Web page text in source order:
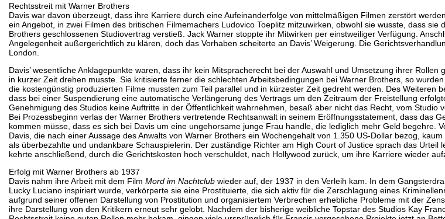
Rechtsstreit mit Warner Brothers
Davis war davon überzeugt, dass ihre Karriere durch eine Aufeinanderfolge von mittelmäßigen Filmen zerstört
ein Angebot, in zwei Filmen des britischen Filmemachers Ludovico Toeplitz mitzuwirken, obwohl sie wusste, dass sie
Brothers geschlossenen Studiovertrag verstieß. Jack Warner stoppte ihr Mitwirken per einstweiliger Verfügung.
Angelegenheit außergerichtlich zu klären, doch das Vorhaben scheiterte an Davis’ Weigerung. Die
London.
Davis’ wesentliche Anklagepunkte waren, dass ihr kein Mitspracherecht bei der Auswahl und Umsetzung ihrer Rollen
in kurzer Zeit drehen musste. Sie kritisierte ferner die schlechten Arbeitsbedingungen bei Warner Brothers, so
die kostengünstig produzierten Filme mussten zum Teil parallel und in kürzester Zeit gedreht werden. Des Weiteren
dass bei einer Suspendierung eine automatische Verlängerung des Vertrags um den Zeitraum der Freistellung
Genehmigung des Studios keine Auftritte in der Öffentlichkeit wahrnehmen, besaß aber nicht das Recht, vom Studio
Bei Prozessbeginn verlas der Warner Brothers vertretende Rechtsanwalt in seinem Eröffnungsstatement, dass das
kommen müsse, dass es sich bei Davis um eine ungehorsame junge Frau handle, die lediglich mehr Geld begehre.
Davis, die nach einer Aussage des Anwalts von Warner Brothers ein Wochengehalt von 1.350 US-Dollar bezog,
als überbezahlte und undankbare Schauspielerin. Der zuständige Richter am High Court of Justice sprach das Urteil
kehrte anschließend, durch die Gerichtskosten hoch verschuldet, nach Hollywood zurück, um ihre Karriere wieder
Erfolg mit Warner Brothers ab 1937
Davis nahm ihre Arbeit mit dem Film Mord im Nachtclub wieder auf, der 1937 in den Verleih kam. In dem
Lucky Luciano inspiriert wurde, verkörperte sie eine Prostituierte, die sich aktiv für die Zerschlagung eines
aufgrund seiner offenen Darstellung von Prostitution und organisiertem Verbrechen erhebliche Probleme mit der
ihre Darstellung von den Kritikern erneut sehr gelobt. Nachdem der bisherige weibliche Topstar des Studios Kay